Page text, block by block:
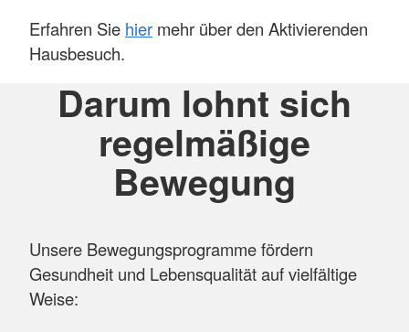
Erfahren Sie hier mehr über den Aktivierenden
Hausbesuch.
Darum lohnt sich
regelmäßige
Bewegung
Unsere Bewegungsprogramme fördern
Gesundheit und Lebensqualität auf vielfältige
Weise: